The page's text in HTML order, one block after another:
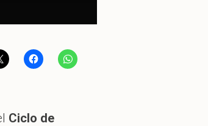
Ciclo de